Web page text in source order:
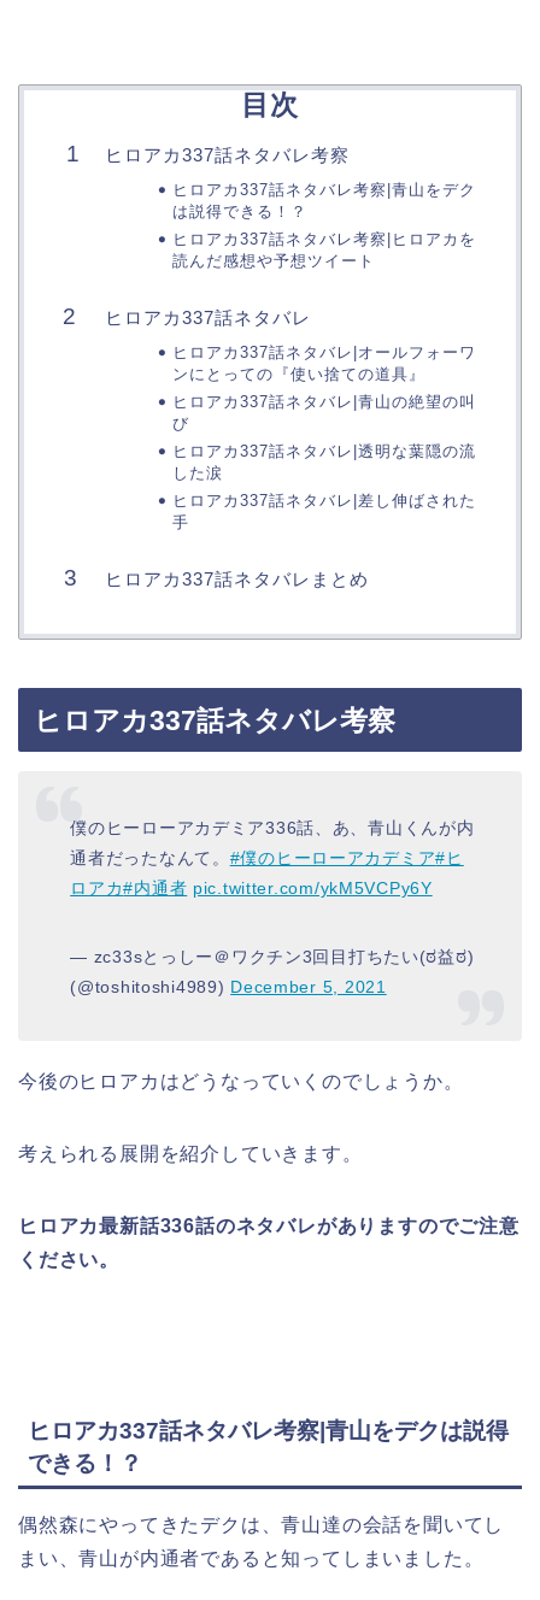
目次
ヒロアカ337話ネタバレ考察
ヒロアカ337話ネタバレ考察|青山をデク
は説得できる！？
ヒロアカ337話ネタバレ考察|ヒロアカを
読んだ感想や予想ツイート
ヒロアカ337話ネタバレ
ヒロアカ337話ネタバレ|オールフォーワ
ンにとっての『使い捨ての道具』
ヒロアカ337話ネタバレ|青山の絶望の叫
び
ヒロアカ337話ネタバレ|透明な葉隠の流
した涙
ヒロアカ337話ネタバレ|差し伸ばされた
手
ヒロアカ337話ネタバレまとめ
ヒロアカ337話ネタバレ考察
僕のヒーローアカデミア336話、あ、青山くんが内
通者だったなんて。 #僕のヒーローアカデミア#ヒ
ロアカ#内通者 pic.twitter.com/ykM5VCPy6Y
— zc33sとっしー＠ワクチン3回目打ちたい(ಠ益ಠ)
(@toshitoshi4989) December 5, 2021
今後のヒロアカはどうなっていくのでしょうか。
考えられる展開を紹介していきます。
ヒロアカ最新話336話のネタバレがありますのでご注意
ください。
ヒロアカ337話ネタバレ考察|青山をデクは説得
できる！？
偶然森にやってきたデクは、青山達の会話を聞いてし
まい、青山が内通者であると知ってしまいました。